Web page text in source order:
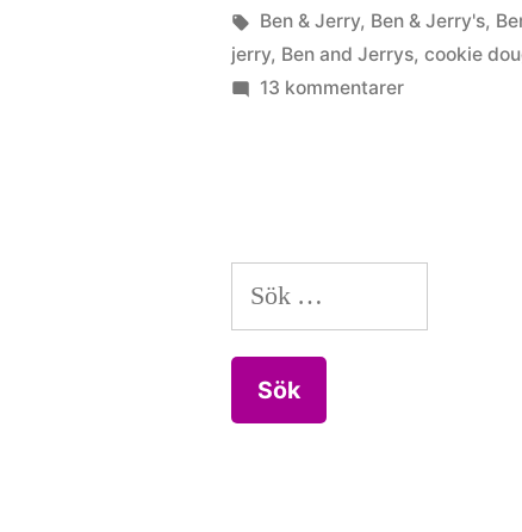
Peanut
Butter
av
Etiketter:
Ben & Jerry, Ben & Jerry's,
jerry, Ben and Jerrys,cookie
13 kommentarertill
Sök
efter: